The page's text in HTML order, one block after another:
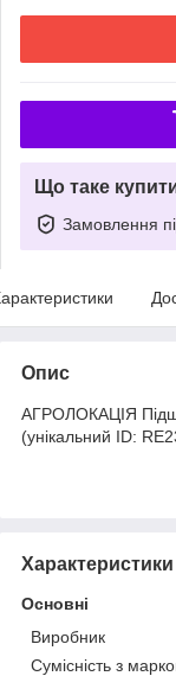
Що таке
Замовлення
Опис
АГРОЛОКАЦІЯ
(унікальний ID:
Характеристики
Основні
Виробник
Сумісність з